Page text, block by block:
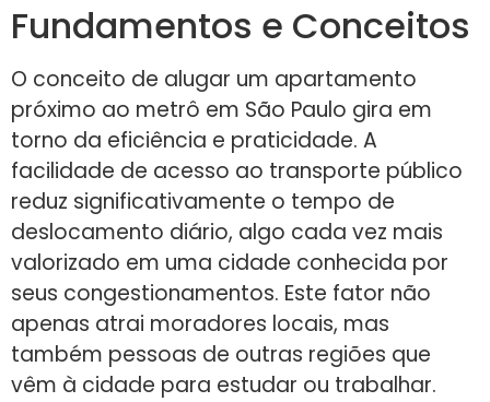
Fundamentos e Conceitos
O conceito de alugar um apartamento
próximo ao metrô em São Paulo gira em
torno da eficiência e praticidade. A
facilidade de acesso ao transporte público
reduz significativamente o tempo de
deslocamento diário, algo cada vez mais
valorizado em uma cidade conhecida por
seus congestionamentos. Este fator não
apenas atrai moradores locais, mas
também pessoas de outras regiões que
vêm à cidade para estudar ou trabalhar.